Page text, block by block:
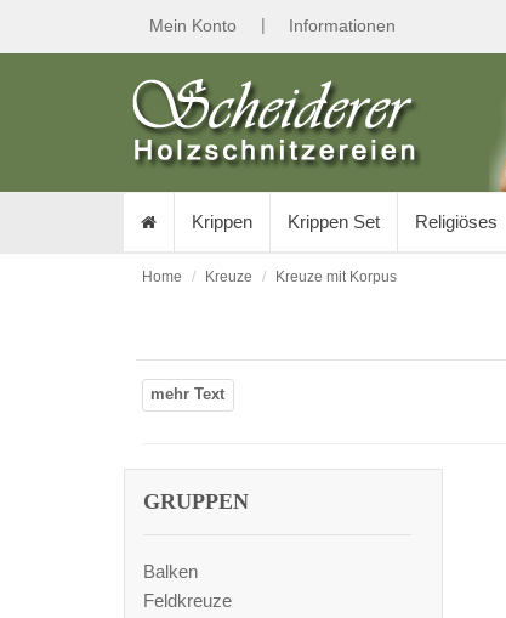
Mein Konto | Informationen
Krippen Krippen Set Religiöses
Home Kreuze Kreuze mit Korpus
GRUPPEN
Balken
Feldkreuze